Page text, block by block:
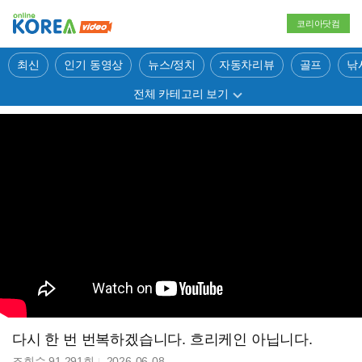
코리아닷컴
최신 인기 동영상 뉴스/정치 자동차리뷰 골프 낚
전체 카테고리 보기
다시 한 번 번복하겠습니다. 흐리케인 아닙니다.